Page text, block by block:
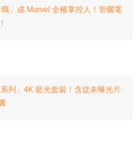
」成 Marvel 全權掌控人！管曬電
列」4K 藍光套裝！含從未曝光片